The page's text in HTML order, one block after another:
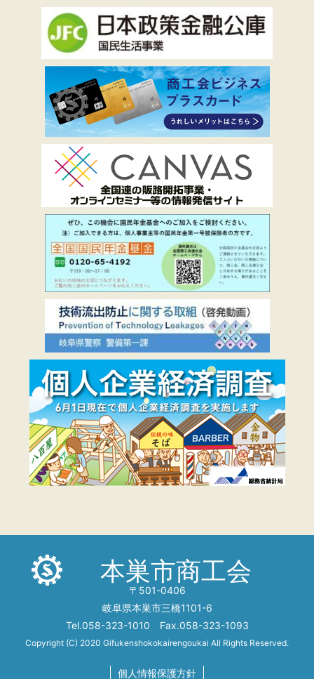
本巣市商工会
〒501-0406
岐阜県本巣市三橋1101-6
Tel.058-323-1010 Fax.058-323-1093
Copyright (C) 2020 Gifukenshokokairengoukai All Rights Reserved.
個人情報保護方針